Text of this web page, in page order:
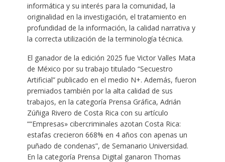
informática y su interés para la comunidad, la
originalidad en la investigación, el tratamiento en
profundidad de la información, la calidad narrativa y
la correcta utilización de la terminología técnica.
El ganador de la edición 2025 fue Victor Valles Mata
de México por su trabajo titulado “Secuestro
Artificial” publicado en el medio N+. Además, fueron
premiados también por la alta calidad de sus
trabajos, en la categoría Prensa Gráfica, Adrián
Zúñiga Rivero de Costa Rica con su artículo
““Empresas» cibercriminales azotan Costa Rica:
estafas crecieron 668% en 4 años con apenas un
puñado de condenas”, de Semanario Universidad.
En la categoría Prensa Digital ganaron Thomas